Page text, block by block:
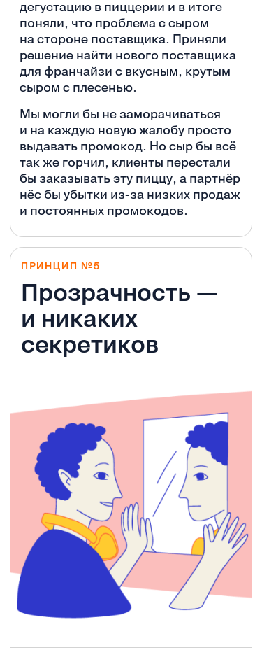
дегустацию в пиццерии и в итоге
поняли, что проблема с сыром
на стороне поставщика. Приняли
решение найти нового поставщика
для франчайзи с вкусным, крутым
сыром с плесенью.
Мы могли бы не заморачиваться
и на каждую новую жалобу просто
выдавать промокод. Но сыр бы всё
так же горчил, клиенты перестали
бы заказывать эту пиццу, а партнёр
нёс бы убытки из-за низких продаж
и постоянных промокодов.
ПРИНЦИП №5
Прозрачность —
и никаких
секретиков